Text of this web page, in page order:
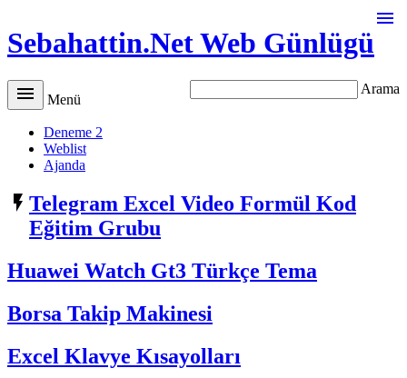
Sebahattin.Net Web Günlügü

Arama
 Menü
Deneme 2
Weblist
Ajanda
 Telegram Excel Video Formül Kod
Eğitim Grubu
Huawei Watch Gt3 Türkçe Tema
Borsa Takip Makinesi
Excel Klavye Kısayolları